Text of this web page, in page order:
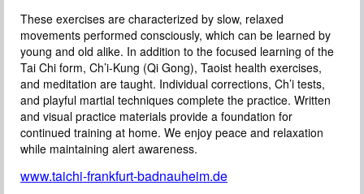
These exercises are characterized by slow, relaxed
movements performed consciously, which can be learned by
young and old alike. In addition to the focused learning of the
Tai Chi form, Ch’i-Kung (Qi Gong), Taoist health exercises,
and meditation are taught. Individual corrections, Ch’i tests,
and playful martial techniques complete the practice. Written
and visual practice materials provide a foundation for
continued training at home. We enjoy peace and relaxation
while maintaining alert awareness.
www.taichi-frankfurt-badnauheim.de